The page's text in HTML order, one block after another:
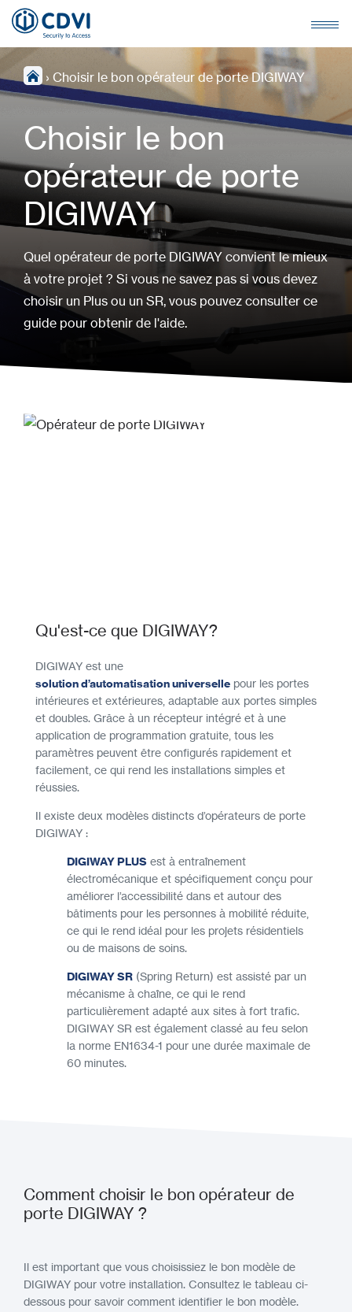
› Choisir le bon opérateur de porte DIGIWAY
Choisir le bon
opérateur de porte
DIGIWAY
Quel opérateur de porte DIGIWAY convient le mieux
à votre projet ? Si vous ne savez pas si vous devez
choisir un Plus ou un SR, vous pouvez consulter ce
guide pour obtenir de l'aide.
Qu'est-ce que DIGIWAY?
DIGIWAY est une
solution d’automatisation universelle pour les portes
intérieures et extérieures, adaptable aux portes simples
et doubles. Grâce à un récepteur intégré et à une
application de programmation gratuite, tous les
paramètres peuvent être configurés rapidement et
facilement, ce qui rend les installations simples et
réussies.
Il existe deux modèles distincts d’opérateurs de porte
DIGIWAY :
DIGIWAY PLUS est à entraînement
électromécanique et spécifiquement conçu pour
améliorer l’accessibilité dans et autour des
bâtiments pour les personnes à mobilité réduite,
ce qui le rend idéal pour les projets résidentiels
ou de maisons de soins.
DIGIWAY SR (Spring Return) est assisté par un
mécanisme à chaîne, ce qui le rend
particulièrement adapté aux sites à fort trafic.
DIGIWAY SR est également classé au feu selon
la norme EN1634-1 pour une durée maximale de
60 minutes.
Comment choisir le bon opérateur de
porte DIGIWAY ?
Il est important que vous choisissiez le bon modèle de
DIGIWAY pour votre installation. Consultez le tableau ci-
dessous pour savoir comment identifier le bon modèle.